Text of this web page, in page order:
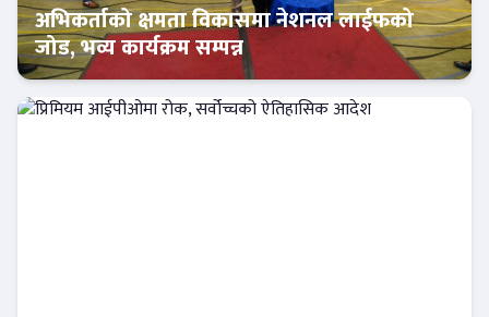
इन्स्योरेन्स
अभिकर्ताको क्षमता विकासमा नेशनल लाईफको
जोड, भव्य कार्यक्रम सम्पन्न